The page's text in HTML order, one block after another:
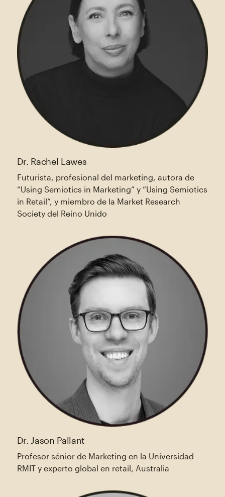
Dr. Rachel Lawes
Futurista, profesional del marketing, autora de
“Using Semiotics in Marketing” y “Using Semiotics
in Retail”, y miembro de la Market Research
Society del Reino Unido
Dr. Jason Pallant
Profesor sénior de Marketing en la Universidad
RMIT y experto global en retail, Australia